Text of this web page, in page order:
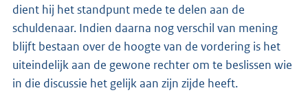
dient hij het standpunt mede te delen aan de
schuldenaar. Indien daarna nog verschil van mening
blijft bestaan over de hoogte van de vordering is het
uiteindelijk aan de gewone rechter om te beslissen wie
in die discussie het gelijk aan zijn zijde heeft.